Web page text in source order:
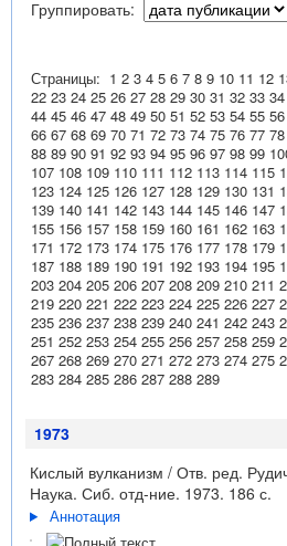
Группировать:
Страницы: 1 2 3 4 5 6 7 8 9 10 11 12
22 23 24 25 26 27 28 29 30 31 32 33 34
44 45 46 47 48 49 50 51 52 53 54 55 56
66 67 68 69 70 71 72 73 74 75 76 77 78
88 89 90 91 92 93 94 95 96 97 98 99
107 108 109 110 111 112 113 114 115
123 124 125 126 127 128 129 130 131
139 140 141 142 143 144 145 146 147
155 156 157 158 159 160 161 162 163
171 172 173 174 175 176 177 178 179
187 188 189 190 191 192 193 194 195
203 204 205 206 207 208 209 210 211
219 220 221 222 223 224 225 226 227
235 236 237 238 239 240 241 242 243
251 252 253 254 255 256 257 258 259
267 268 269 270 271 272 273 274 275
283 284 285 286 287 288 289
1973
Кислый вулканизм / Отв. ред.
Наука. Сиб. отд-ние. 1973. 186 с.
Аннотация